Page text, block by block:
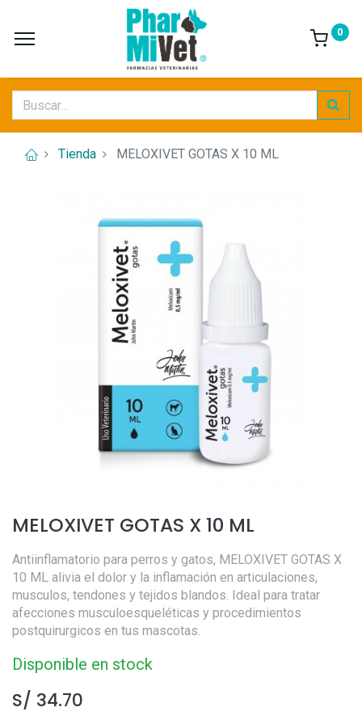
0
Tienda MELOXIVET GOTAS X 10 ML
MELOXIVET GOTAS X 10 ML
Antiinflamatorio para perros y gatos, MELOXIVET GOTAS X
10 ML alivia el dolor y la inflamación en articulaciones,
musculos, tendones y tejidos blandos. Ideal para tratar
afecciones musculoesqueléticas y procedimientos
postquirurgicos en tus mascotas.
Disponible en stock
S/ 34.70